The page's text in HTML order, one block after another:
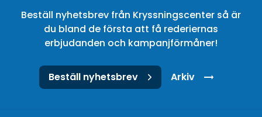
Beställ nyhetsbrev från Kryssningscenter så är
du bland de första att få rederiernas
erbjudanden och kampanjförmåner!
Beställ nyhetsbrev Arkiv